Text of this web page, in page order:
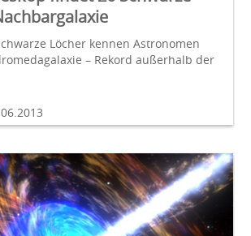
Löcher kennen Astronomen
– Rekord außerhalb der